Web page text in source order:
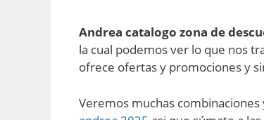
Andrea catalogo zona de
la cual podemos ver lo que nos
ofrece ofertas y promociones y
Veremos muchas